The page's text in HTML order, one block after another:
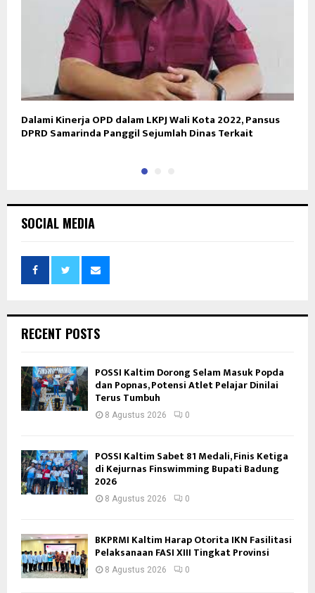
Dalami Kinerja OPD dalam LKPJ Wali Kota 2022, Pansus
DPRD Samarinda Panggil Sejumlah Dinas Terkait
SOCIAL MEDIA
RECENT POSTS
POSSI Kaltim Dorong Selam Masuk Popda
dan Popnas, Potensi Atlet Pelajar Dinilai
Terus Tumbuh
8 Agustus 2026 0
POSSI Kaltim Sabet 81 Medali, Finis Ketiga
di Kejurnas Finswimming Bupati Badung
2026
8 Agustus 2026 0
BKPRMI Kaltim Harap Otorita IKN Fasilitasi
Pelaksanaan FASI XIII Tingkat Provinsi
8 Agustus 2026 0